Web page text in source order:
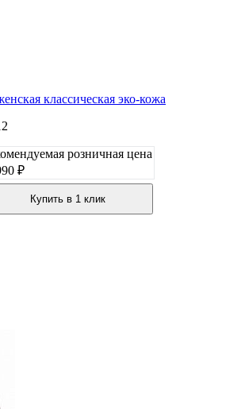
классическая эко-кожа
розничная цена
₽
Купить в 1 клик